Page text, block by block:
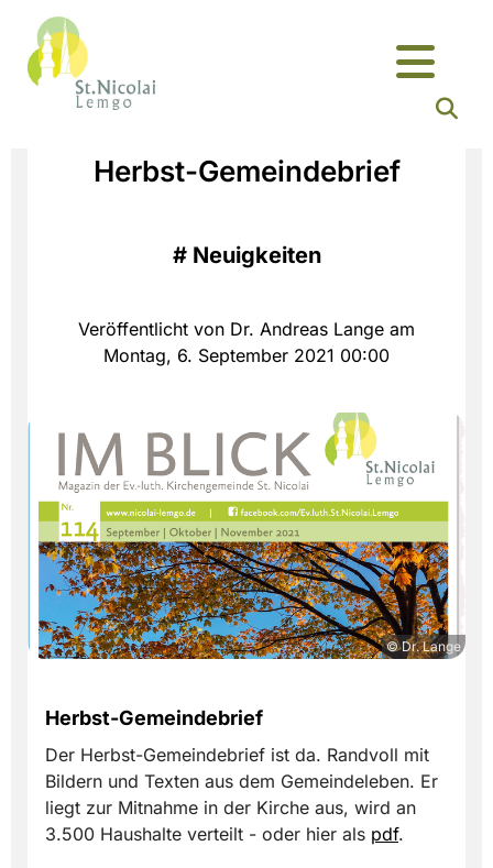
Herbst-Gemeindebrief
# Neuigkeiten
Veröffentlicht von Dr. Andreas Lange am
Montag, 6. September 2021 00:00
© Dr. Lange
Herbst-Gemeindebrief
Der Herbst-Gemeindebrief ist da. Randvoll mit
Bildern und Texten aus dem Gemeindeleben. Er
liegt zur Mitnahme in der Kirche aus, wird an
3.500 Haushalte verteilt - oder hier als pdf.